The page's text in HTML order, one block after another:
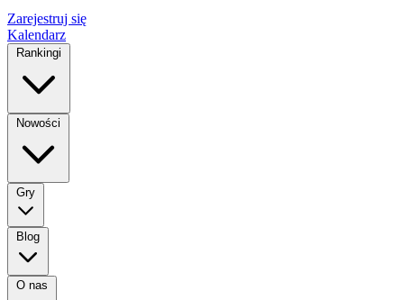
Zarejestruj się
Kalendarz
Rankingi
Nowości
Gry
Blog
O nas